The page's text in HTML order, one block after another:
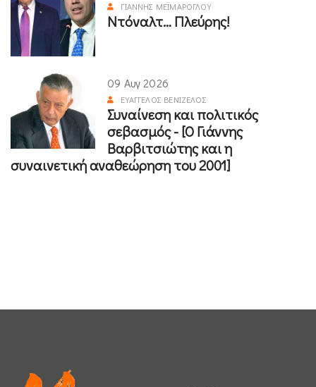
ΓΙΆΝΝΗΣ ΜΕΪΜΆΡΟΓΛΟΥ
Ντόναλτ… Πλεύρης!
09 Αυγ 2026
ΕΥΆΓΓΕΛΟΣ ΒΕΝΙΖΈΛΟΣ
Συναίνεση και πολιτικός
σεβασμός - [Ο Γιάννης
Βαρβιτσιώτης και η
συναινετική αναθεώρηση του 2001]